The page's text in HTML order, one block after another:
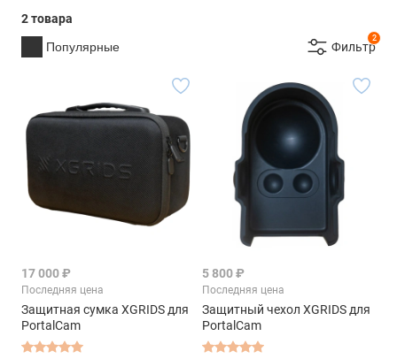
2 товара
Популярные
2
Фильтр
17 000 ₽
Последняя цена
Защитная сумка XGRIDS для
PortalCam
5 800 ₽
Последняя цена
Защитный чехол XGRIDS для
PortalCam